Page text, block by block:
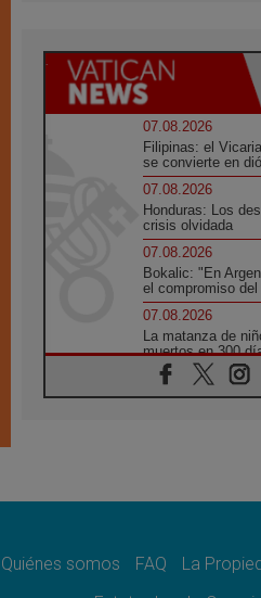
07.08.2026
Filipinas: el
se convierte en
07.08.2026
Honduras: Los
crisis olvidada
07.08.2026
Bokalic: "En
el compromiso
07.08.2026
La matanza de
muertos en 300
07.08.2026
Tagle: La guerra
como misión al
Quiénes somos FAQ La